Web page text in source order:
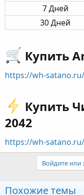
7 Дней​
30 Дней​
Купить
https://wh-
Купить
2042​
https://wh-
Войдите или
Похожие темы